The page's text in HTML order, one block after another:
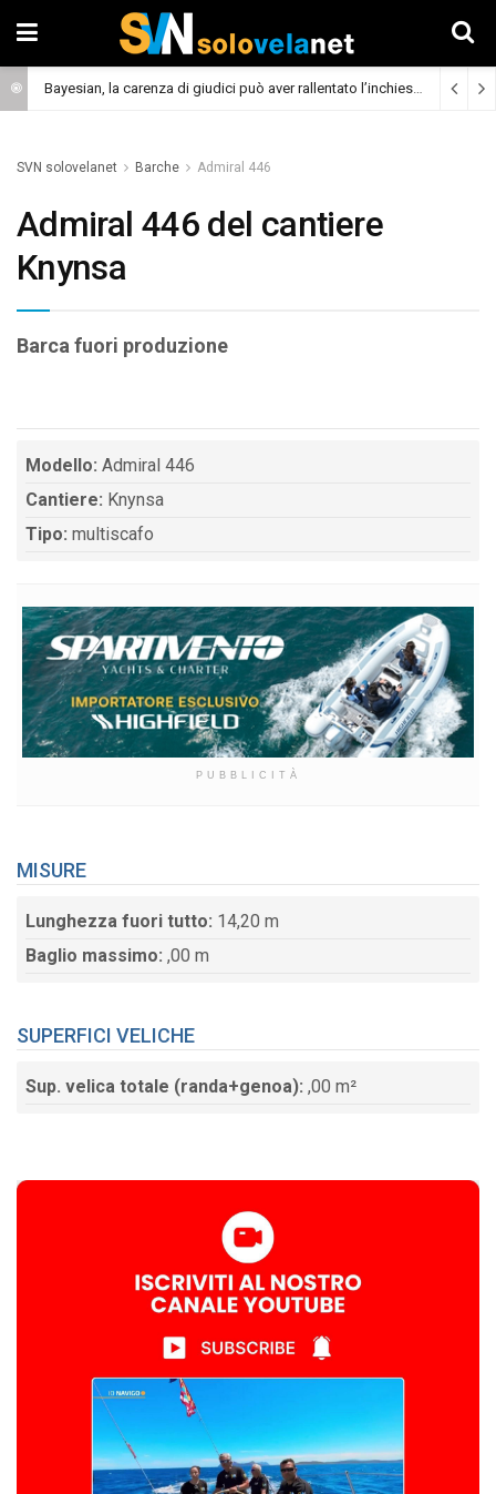
Bayesian, la carenza di giudici può aver rallentato l’inchiesta (Cronaca)
SVN solovelanet Barche Admiral 446
Admiral 446 del cantiere
Knynsa
Barca fuori produzione
Modello: Admiral 446
Cantiere: Knynsa
Tipo: multiscafo
PUBBLICITÀ
MISURE
Lunghezza fuori tutto: 14,20 m
Baglio massimo: ,00 m
SUPERFICI VELICHE
Sup. velica totale (randa+genoa): ,00 m²